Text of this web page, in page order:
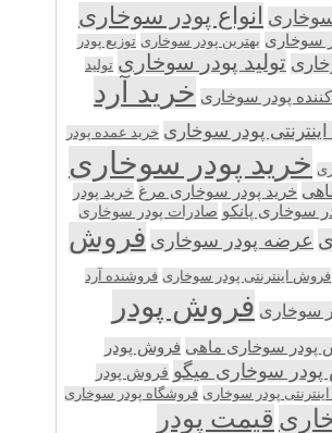
سوخاری انواع پودر سوخاری
سوخاری بهترین پودر سوخاری توزیع پودر
تولید پودر سوخاری تولید
کننده پودر سوخاری خرید آرد
پودر سوخاری خرید عمده پودر
خرید پودر سوخاری
خرید پودر سوخاری مرغ خرید پودر
سوخاری پانکو صادرات پودر سوخاری
عرضه پودر سوخاری فروش
فروش اینترنتی پودر سوخاری فروشنده آرد
سوخاری فروش پودر
پودر سوخاری ماهی فروش پودر
سوخاری میگو فروش پودر
پودر سوخاری فروشگاه پودر سوخاری
قیمت پودر